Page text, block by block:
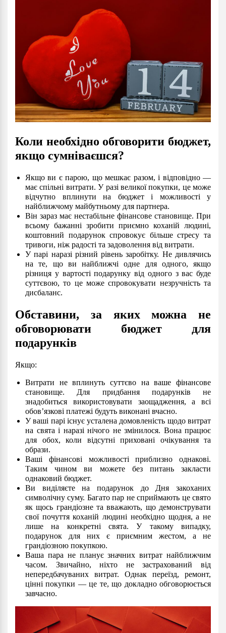
Коли необхідно обговорити бюджет,
якщо сумніваєшся?
Якщо ви є парою, що мешкає разом, і відповідно —
має спільні витрати. У разі великої покупки, це може
відчутно вплинути на бюджет і можливості у
найближчому майбутньому для партнера.
Він зараз має нестабільне фінансове становище. При
всьому бажанні зробити приємно коханій людині,
коштовний подарунок спровокує більше стресу та
тривоги, ніж радості та задоволення від витрати.
У парі наразі різний рівень заробітку. Не дивлячись
на те, що ви найближчі одне для одного, якщо
різниця у вартості подарунку від одного з вас буде
суттєвою, то це може спровокувати незручність та
дисбаланс.
Обставини, за яких можна не
обговорювати бюджет для
подарунків
Якщо:
Витрати не вплинуть суттєво на ваше фінансове
становище. Для придбання подарунків не
знадобиться використовувати заощадження, а всі
обов’язкові платежі будуть виконані вчасно.
У ваші парі існує усталена домовленість щодо витрат
на свята і наразі нічого не змінилося. Вона працює
для обох, коли відсутні приховані очікування та
образи.
Ваші фінансові можливості приблизно однакові.
Таким чином ви можете без питань закласти
однаковий бюджет.
Ви виділяєте на подарунок до Дня закоханих
символічну суму. Багато пар не сприймають це свято
як щось грандіозне та вважають, що демонструвати
свої почуття коханій людині необхідно щодня, а не
лише на конкретні свята. У такому випадку,
подарунок для них є приємним жестом, а не
грандіозною покупкою.
Ваша пара не планує значних витрат найближчим
часом. Звичайно, ніхто не застрахований від
непередбачуваних витрат. Однак переїзд, ремонт,
цінні покупки — це те, що докладно обговорюється
завчасно.